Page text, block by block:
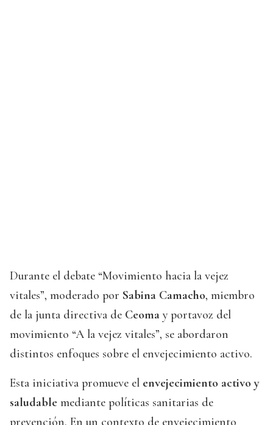
Durante el debate “Movimiento hacia la vejez
vitales”, moderado por Sabina Camacho, miembro
de la junta directiva de Ceoma y portavoz del
movimiento “A la vejez vitales”, se abordaron
distintos enfoques sobre el envejecimiento activo.
Esta iniciativa promueve el envejecimiento activo y
saludable mediante políticas sanitarias de